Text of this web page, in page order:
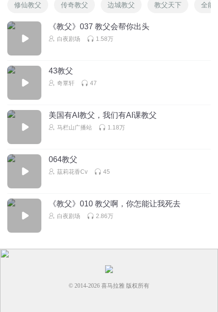
修仙教父 传奇教父 边城教父 教父天下 全能
《教父》037 教父会帮你出头
白夜剧场 1.58万
43教父
奇覃轩 47
美国有AI教父，我们有AI课教父
马栏山广播站 1.18万
064教父
茲莉花香Cv 45
《教父》010 教父啊，你怎能让我死去
白夜剧场 2.86万
© 2014-2026 喜马拉雅 版权所有